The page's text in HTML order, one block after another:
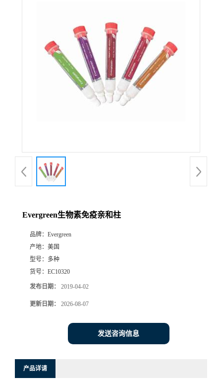
Evergreen生物素免疫亲和柱
品牌： Evergreen
产地： 美国
型号： 多种
货号： EC10320
发布日期： 2019-04-02
更新日期： 2026-08-07
发送咨询信息
产品详请